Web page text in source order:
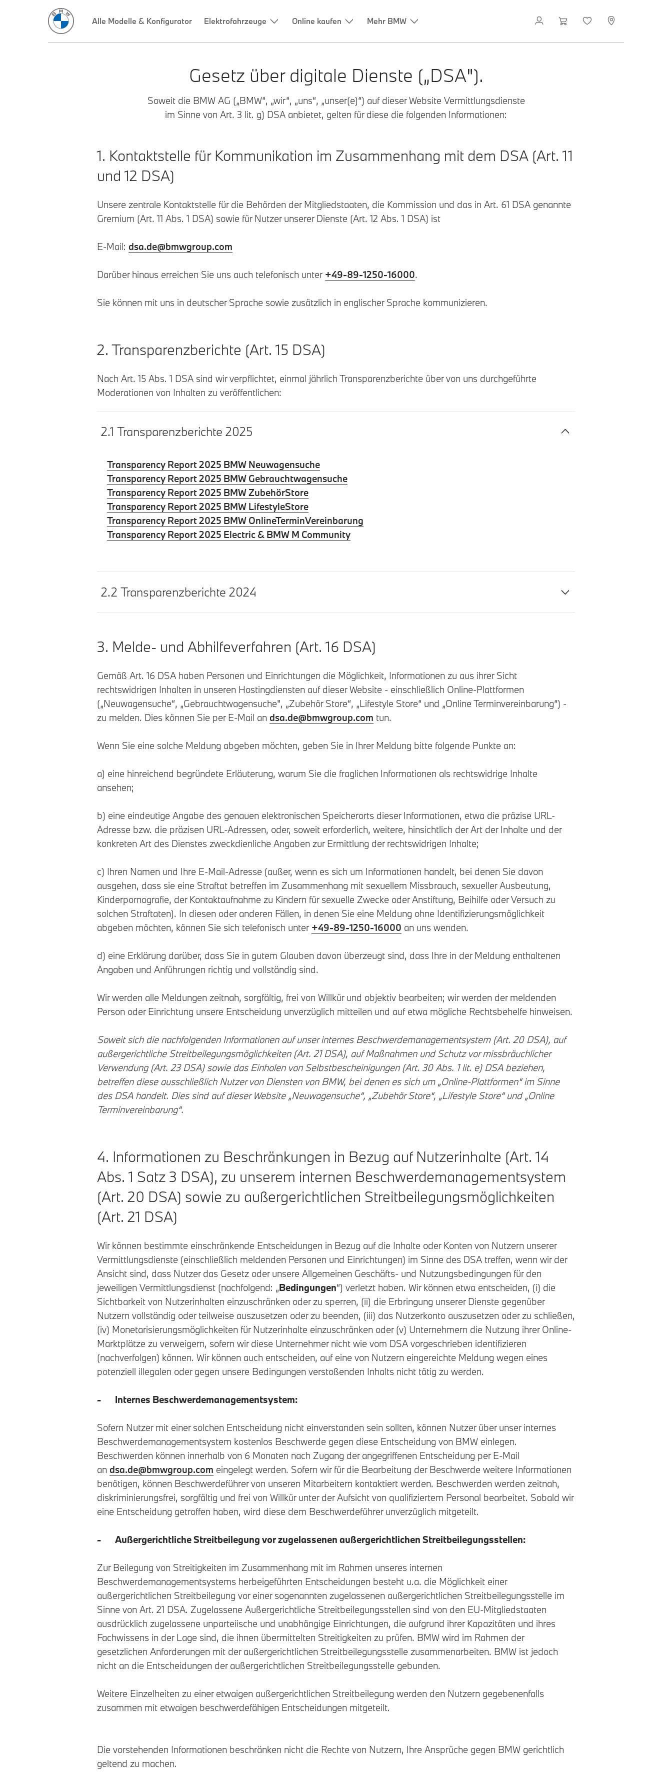
Alle Modelle & Konfigurator Elektrofahrzeuge Online kaufen Mehr BMW
Gesetz über digitale Dienste („DSA").
Soweit die BMW AG („BMW“, „wir“, „uns“, „unser(e)“) auf dieser Website Vermittlungsdienste
im Sinne von Art. 3 lit. g) DSA anbietet, gelten für diese die folgenden Informationen:
1. Kontaktstelle für Kommunikation im Zusammenhang mit dem DSA (Art. 11
und 12 DSA)
Unsere zentrale Kontaktstelle für die Behörden der Mitgliedstaaten, die Kommission und das in Art. 61 DSA genannte
Gremium (Art. 11 Abs. 1 DSA) sowie für Nutzer unserer Dienste (Art. 12 Abs. 1 DSA) ist
E-Mail: dsa.de@bmwgroup.com
Darüber hinaus erreichen Sie uns auch telefonisch unter +49-89-1250-16000.
Sie können mit uns in deutscher Sprache sowie zusätzlich in englischer Sprache kommunizieren.
2. Transparenzberichte (Art. 15 DSA)
Nach Art. 15 Abs. 1 DSA sind wir verpflichtet, einmal jährlich Transparenzberichte über von uns durchgeführte
Moderationen von Inhalten zu veröffentlichen:
2.1 Transparenzberichte 2025
Transparency Report 2025 BMW Neuwagensuche
Transparency Report 2025 BMW Gebrauchtwagensuche
Transparency Report 2025 BMW ZubehörStore
Transparency Report 2025 BMW LifestyleStore
Transparency Report 2025 BMW OnlineTerminVereinbarung
Transparency Report 2025 Electric & BMW M Community
2.2 Transparenzberichte 2024
3. Melde- und Abhilfeverfahren (Art. 16 DSA)
Gemäß Art. 16 DSA haben Personen und Einrichtungen die Möglichkeit, Informationen zu aus ihrer Sicht
rechtswidrigen Inhalten in unseren Hostingdiensten auf dieser Website - einschließlich Online-Plattformen
(„Neuwagensuche“, „Gebrauchtwagensuche", „Zubehör Store“, „Lifestyle Store“ und „Online Terminvereinbarung“) -
zu melden. Dies können Sie per E-Mail an dsa.de@bmwgroup.com tun.
Wenn Sie eine solche Meldung abgeben möchten, geben Sie in Ihrer Meldung bitte folgende Punkte an:
a) eine hinreichend begründete Erläuterung, warum Sie die fraglichen Informationen als rechtswidrige Inhalte
ansehen;
b) eine eindeutige Angabe des genauen elektronischen Speicherorts dieser Informationen, etwa die präzise URL-
Adresse bzw. die präzisen URL-Adressen, oder, soweit erforderlich, weitere, hinsichtlich der Art der Inhalte und der
konkreten Art des Dienstes zweckdienliche Angaben zur Ermittlung der rechtswidrigen Inhalte;
c) Ihren Namen und Ihre E-Mail-Adresse (außer, wenn es sich um Informationen handelt, bei denen Sie davon
ausgehen, dass sie eine Straftat betreffen im Zusammenhang mit sexuellem Missbrauch, sexueller Ausbeutung,
Kinderpornografie, der Kontaktaufnahme zu Kindern für sexuelle Zwecke oder Anstiftung, Beihilfe oder Versuch zu
solchen Straftaten). In diesen oder anderen Fällen, in denen Sie eine Meldung ohne Identifizierungsmöglichkeit
abgeben möchten, können Sie sich telefonisch unter +49-89-1250-16000 an uns wenden.
d) eine Erklärung darüber, dass Sie in gutem Glauben davon überzeugt sind, dass Ihre in der Meldung enthaltenen
Angaben und Anführungen richtig und vollständig sind.
Wir werden alle Meldungen zeitnah, sorgfältig, frei von Willkür und objektiv bearbeiten; wir werden der meldenden
Person oder Einrichtung unsere Entscheidung unverzüglich mitteilen und auf etwa mögliche Rechtsbehelfe hinweisen.
Soweit sich die nachfolgenden Informationen auf unser internes Beschwerdemanagementsystem (Art. 20 DSA), auf
außergerichtliche Streitbeilegungsmöglichkeiten (Art. 21 DSA), auf Maßnahmen und Schutz vor missbräuchlicher
Verwendung (Art. 23 DSA) sowie das Einholen von Selbstbescheinigungen (Art. 30 Abs. 1 lit. e) DSA beziehen,
betreffen diese ausschließlich Nutzer von Diensten von BMW, bei denen es sich um „Online-Plattformen“ im Sinne
des DSA handelt. Dies sind auf dieser Website „Neuwagensuche“, „Zubehör Store“, „Lifestyle Store“ und „Online
Terminvereinbarung“.
4. Informationen zu Beschränkungen in Bezug auf Nutzerinhalte (Art. 14
Abs. 1 Satz 3 DSA), zu unserem internen Beschwerdemanagement­system
(Art. 20 DSA) sowie zu außergerichtlichen Streitbeilegungsmöglichkeiten
(Art. 21 DSA)
Wir können bestimmte einschränkende Entscheidungen in Bezug auf die Inhalte oder Konten von Nutzern unserer
Vermittlungsdienste (einschließlich meldenden Personen und Einrichtungen) im Sinne des DSA treffen, wenn wir der
Ansicht sind, dass Nutzer das Gesetz oder unsere Allgemeinen Geschäfts- und Nutzungsbedingungen für den
jeweiligen Vermittlungsdienst (nachfolgend: „Bedingungen“) verletzt haben. Wir können etwa entscheiden, (i) die
Sichtbarkeit von Nutzerinhalten einzuschränken oder zu sperren, (ii) die Erbringung unserer Dienste gegenüber
Nutzern vollständig oder teilweise auszusetzen oder zu beenden, (iii) das Nutzerkonto auszusetzen oder zu schließen,
(iv) Monetarisierungsmöglichkeiten für Nutzerinhalte einzuschränken oder (v) Unternehmern die Nutzung ihrer Online-
Marktplätze zu verweigern, sofern wir diese Unternehmer nicht wie vom DSA vorgeschrieben identifizieren
(nachverfolgen) können. Wir können auch entscheiden, auf eine von Nutzern eingereichte Meldung wegen eines
potenziell illegalen oder gegen unsere Bedingungen verstoßenden Inhalts nicht tätig zu werden.
- Internes Beschwerdemanagementsystem:
Sofern Nutzer mit einer solchen Entscheidung nicht einverstanden sein sollten, können Nutzer über unser internes
Beschwerdemanagementsystem kostenlos Beschwerde gegen diese Entscheidung von BMW einlegen.
Beschwerden können innerhalb von 6 Monaten nach Zugang der angegriffenen Entscheidung per E-Mail
an dsa.de@bmwgroup.com eingelegt werden. Sofern wir für die Bearbeitung der Beschwerde weitere Informationen
benötigen, können Beschwerdeführer von unseren Mitarbeitern kontaktiert werden. Beschwerden werden zeitnah,
diskriminierungsfrei, sorgfältig und frei von Willkür unter der Aufsicht von qualifiziertem Personal bearbeitet. Sobald wir
eine Entscheidung getroffen haben, wird diese dem Beschwerdeführer unverzüglich mitgeteilt.
- Außergerichtliche Streitbeilegung vor zugelassenen außergerichtlichen Streitbeilegungsstellen:
Zur Beilegung von Streitigkeiten im Zusammenhang mit im Rahmen unseres internen
Beschwerdemanagementsystems herbeigeführten Entscheidungen besteht u.a. die Möglichkeit einer
außergerichtlichen Streitbeilegung vor einer sogenannten zugelassenen außergerichtlichen Streitbeilegungsstelle im
Sinne von Art. 21 DSA. Zugelassene Außergerichtliche Streitbeilegungsstellen sind von den EU-Mitgliedstaaten
ausdrücklich zugelassene unparteiische und unabhängige Einrichtungen, die aufgrund ihrer Kapazitäten und ihres
Fachwissens in der Lage sind, die ihnen übermittelten Streitigkeiten zu prüfen. BMW wird im Rahmen der
gesetzlichen Anforderungen mit der außergerichtlichen Streitbeilegungsstelle zusammenarbeiten. BMW ist jedoch
nicht an die Entscheidungen der außergerichtlichen Streitbeilegungsstelle gebunden.
Weitere Einzelheiten zu einer etwaigen außergerichtlichen Streitbeilegung werden den Nutzern gegebenenfalls
zusammen mit etwaigen beschwerdefähigen Entscheidungen mitgeteilt.
Die vorstehenden Informationen beschränken nicht die Rechte von Nutzern, Ihre Ansprüche gegen BMW gerichtlich
geltend zu machen.